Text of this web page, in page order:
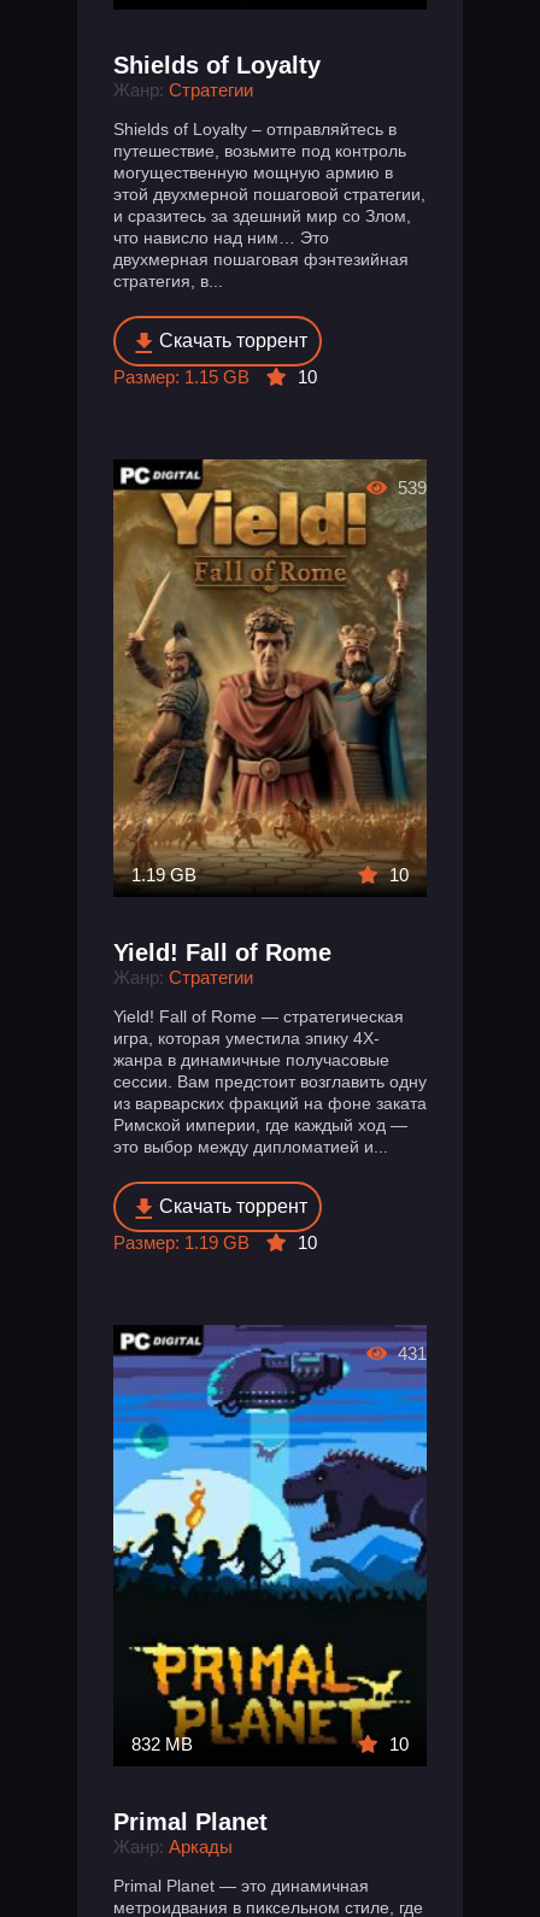
Shields of Loyalty
Жанр: Стратегии
Shields of Loyalty – отправляйтесь в
путешествие, возьмите под контроль
могущественную мощную армию в
этой двухмерной пошаговой стратегии,
и сразитесь за здешний мир со Злом,
что нависло над ним… Это
двухмерная пошаговая фэнтезийная
стратегия, в...
Скачать торрент
Размер: 1.15 GB
10
1.19 GB 10
Yield! Fall of Rome
Жанр: Стратегии
Yield! Fall of Rome — стратегическая
игра, которая уместила эпику 4X-
жанра в динамичные получасовые
сессии. Вам предстоит возглавить одну
из варварских фракций на фоне заката
Римской империи, где каждый ход —
это выбор между дипломатией и...
Скачать торрент
Размер: 1.19 GB
10
539
832 MB 10
Primal Planet
Жанр: Аркады
Primal Planet — это динамичная
метроидвания в пиксельном стиле, где
431